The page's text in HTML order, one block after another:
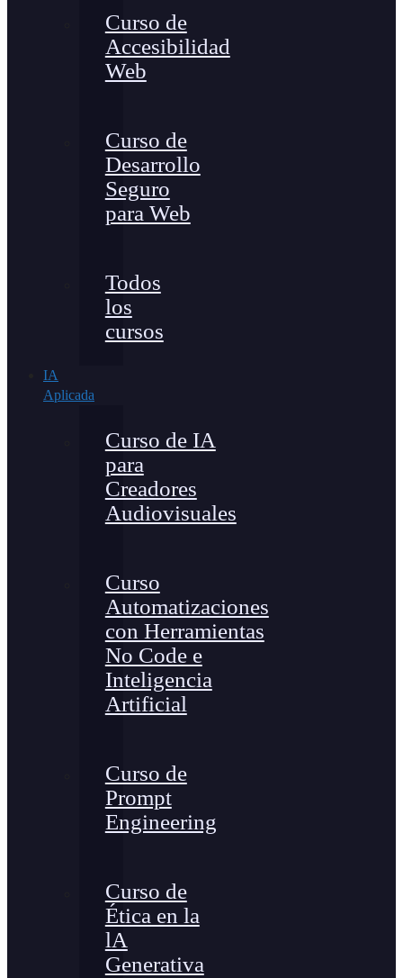
Curso de
Accesibilidad
Web
Curso de
Desarrollo
Seguro
para Web
Todos
los
cursos
IA
Aplicada
Curso de IA
para
Creadores
Audiovisuales
Curso
Automatizaciones
con Herramientas
No Code e
Inteligencia
Artificial
Curso de
Prompt
Engineering
Curso de
Ética en la
lA
Generativa